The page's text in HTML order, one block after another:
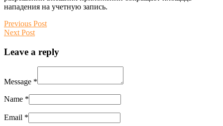
нападения на учетную запись.
Post
navigation
Previous PostPrevious
Next PostNext
Leave a reply
Message *
Name *
Email *